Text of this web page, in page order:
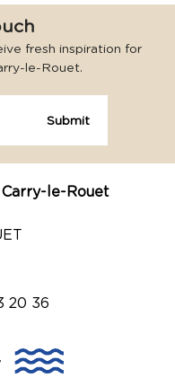
fresh inspiration for
le-Rouet.
le-Rouet
20 36